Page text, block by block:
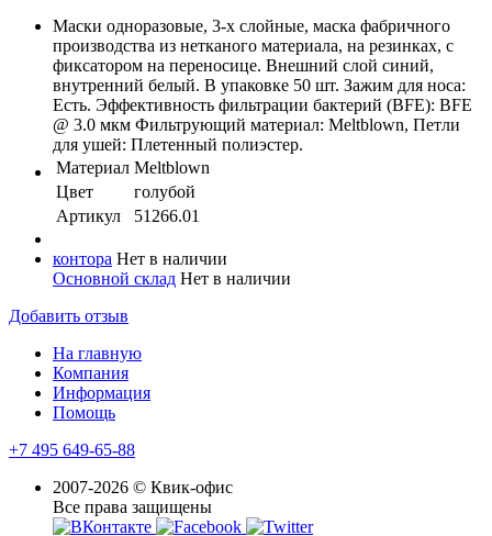
Маски одноразовые, 3-х слойные, маска фабричного
производства из нетканого материала, на резинках, с
фиксатором на переносице. Внешний слой синий,
внутренний белый. В упаковке 50 шт. Зажим для носа:
Есть. Эффективность фильтрации бактерий (BFE): BFE
@ 3.0 мкм Фильтрующий материал: Meltblown, Петли
для ушей: Плетенный полиэстер.
Материал Meltblown
Цвет
голубой
Артикул
51266.01
контора Нет в наличии
Основной склад Нет в наличии
Добавить отзыв
На главную
Компания
Информация
Помощь
+7 495 649-65-88
2007-2026 © Квик-офис
Все права защищены